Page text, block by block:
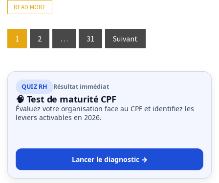
READ MORE
Pagination
publications
1 2 … 31 Suivant
QUIZ RH Résultat immédiat
🧠 Test de maturité CPF
Évaluez votre organisation face au CPF et identifiez les
leviers activables en 2026.
Lancer le diagnostic →